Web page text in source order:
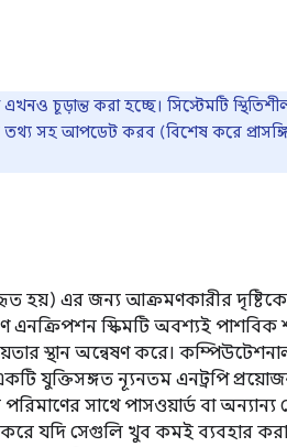
চূড়ান্ত করা হচ্ছে। সিস্টেমটি
সহ আপডেট করব (বিশেষ করে
হয়) এর জন্য আক্রমণকারীর
এনক্রিপশন স্কিমটি অবশ্যই
স্থান অন্বেষণ করে।
যুক্তিসঙ্গত ন্যূনতম এনট্রপি
সাথে পাসওয়ার্ড বা
যদি সেগুলি খুব কমই ব্যবহার